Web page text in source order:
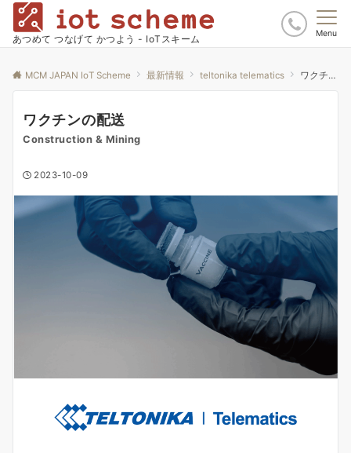
あつめて つなげて かつよう - IoTスキーム Menu
MCM JAPAN IoT Scheme 最新情報 teltonika telematics ワクチンの配送
ワクチンの配送
Construction & Mining
2023-10-09